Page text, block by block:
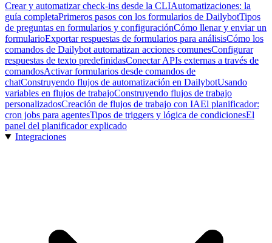
Crear y automatizar check-ins desde la CLIAutomatizaciones: la
guía completaPrimeros pasos con los formularios de DailybotTipos
de preguntas en formularios y configuraciónCómo llenar y enviar un
formularioExportar respuestas de formularios para análisisCómo los
comandos de Dailybot automatizan acciones comunesConfigurar
respuestas de texto predefinidasConectar APIs externas a través de
comandosActivar formularios desde comandos de
chatConstruyendo flujos de automatización en DailybotUsando
variables en flujos de trabajoConstruyendo flujos de trabajo
personalizadosCreación de flujos de trabajo con IAEl planificador:
cron jobs para agentesTipos de triggers y lógica de condicionesEl
panel del planificador explicado
Integraciones